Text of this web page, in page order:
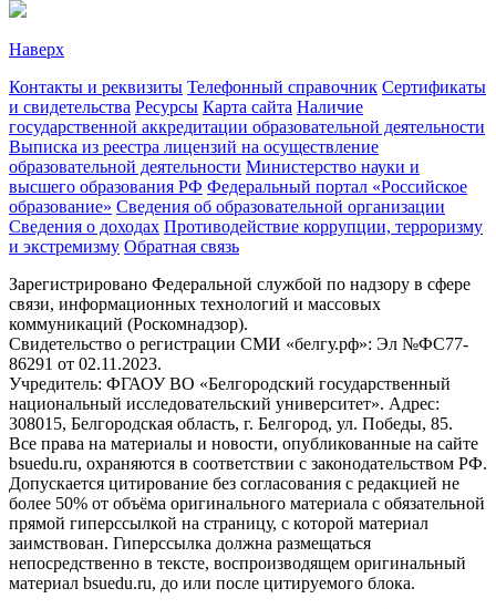
Наверх
Контакты и реквизиты Телефонный справочник Сертификаты
и свидетельства Ресурсы Карта сайта Наличие
государственной аккредитации образовательной деятельности
Выписка из реестра лицензий на осуществление
образовательной деятельности Министерствo науки и
высшего образования РФ Федеральный портал «Российское
образование» Сведения об образовательной организации
Сведения о доходах Противодействие коррупции, терроризму
и экстремизму Обратная связь
Зарегистрировано Федеральной службой по надзору в сфере
связи, информационных технологий и массовых
коммуникаций (Роскомнадзор).
Свидетельство о регистрации СМИ «белгу.рф»: Эл №ФС77-
86291 от 02.11.2023.
Учредитель: ФГАОУ ВО «Белгородский государственный
национальный исследовательский университет». Адрес:
308015, Белгородская область, г. Белгород, ул. Победы, 85.
Все права на материалы и новости, опубликованные на сайте
bsuedu.ru, охраняются в соответствии с законодательством РФ.
Допускается цитирование без согласования с редакцией не
более 50% от объёма оригинального материала с обязательной
прямой гиперссылкой на страницу, с которой материал
заимствован. Гиперссылка должна размещаться
непосредственно в тексте, воспроизводящем оригинальный
материал bsuedu.ru, до или после цитируемого блока.